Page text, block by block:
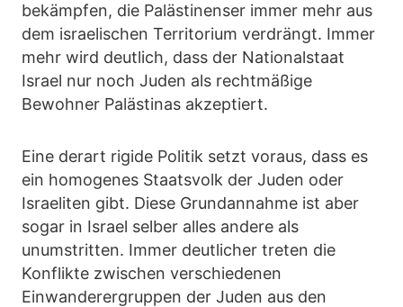
bekämpfen, die Palästinenser immer mehr aus
dem israelischen Territorium verdrängt. Immer
mehr wird deutlich, dass der Nationalstaat
Israel nur noch Juden als rechtmäßige
Bewohner Palästinas akzeptiert.
Eine derart rigide Politik setzt voraus, dass es
ein homogenes Staatsvolk der Juden oder
Israeliten gibt. Diese Grundannahme ist aber
sogar in Israel selber alles andere als
unumstritten. Immer deutlicher treten die
Konflikte zwischen verschiedenen
Einwanderergruppen der Juden aus den